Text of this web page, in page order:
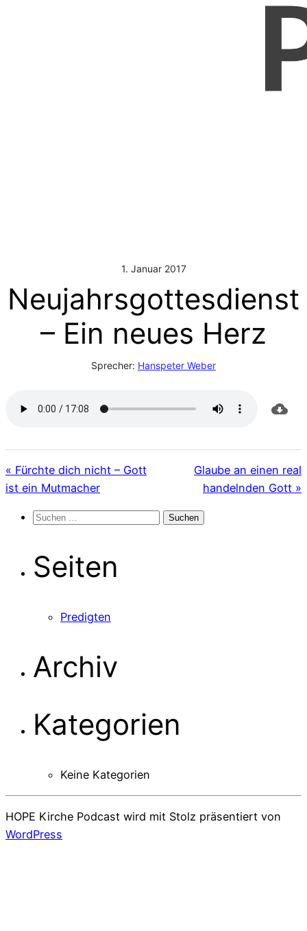
1. Januar 2017
Neujahrsgottesdienst
– Ein neues Herz
Sprecher: Hanspeter Weber
« Fürchte dich nicht – Gott
ist ein Mutmacher
Glaube an einen real
handelnden Gott »
Suchen
Seiten
Predigten
Archiv
Kategorien
Keine Kategorien
HOPE Kirche Podcast wird mit Stolz präsentiert von
WordPress